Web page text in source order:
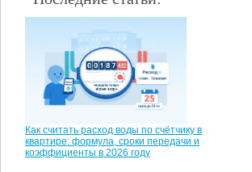
Как считать расход воды по счётчику в
квартире: формула, сроки передачи и
коэффициенты в 2026 году